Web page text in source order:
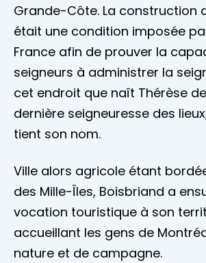
Grande-Côte. La construction
était une condition imposée
France afin de prouver la
seigneurs à administrer la
cet endroit que naît Thérèse
dernière seigneuresse des
tient son nom.
Ville alors agricole étant
des Mille-Îles, Boisbriand a
vocation touristique à son
accueillant les gens de
nature et de campagne.